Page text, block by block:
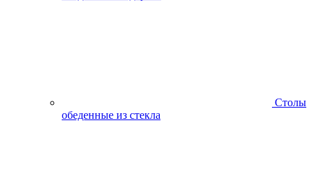
Столы
обеденные из стекла